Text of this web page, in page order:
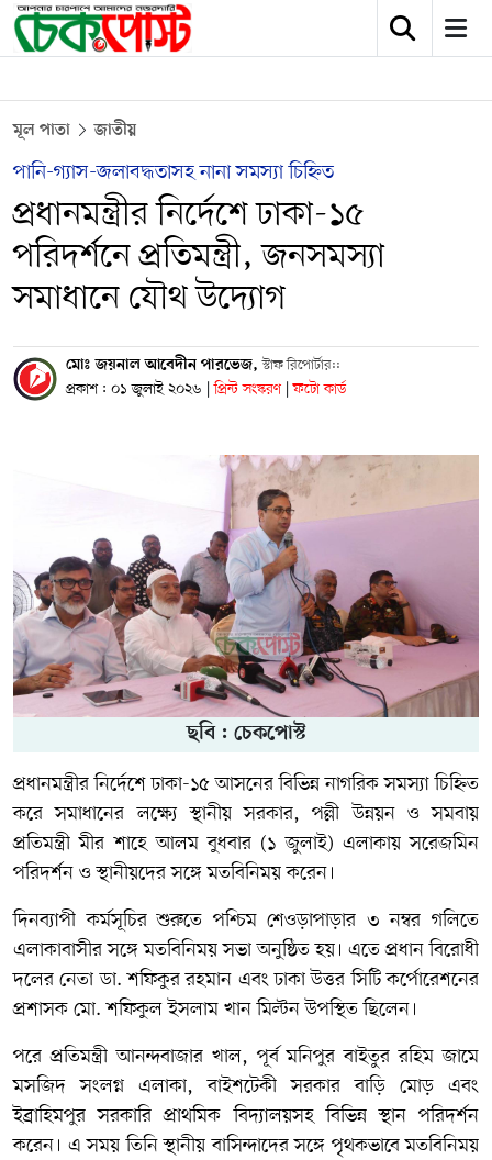
মূল পাতা জাতীয়
পানি-গ্যাস-জলাবদ্ধতাসহ নানা সমস্যা চিহ্নিত
প্রধানমন্ত্রীর নির্দেশে ঢাকা-১৫
পরিদর্শনে প্রতিমন্ত্রী, জনসমস্যা
সমাধানে যৌথ উদ্যোগ
মোঃ জয়নাল আবেদীন পারভেজ,স্টাফ রিপোর্টার::
প্রকাশ : ০১ জুলাই ২০২৬ | প্রিন্ট সংস্করণ | ফটো কার্ড
ছবি : চেকপোস্ট
প্রধানমন্ত্রীর নির্দেশে ঢাকা-১৫ আসনের বিভিন্ন নাগরিক সমস্যা চিহ্নিত
করে সমাধানের লক্ষ্যে স্থানীয় সরকার, পল্লী উন্নয়ন ও সমবায়
প্রতিমন্ত্রী মীর শাহে আলম বুধবার (১ জুলাই) এলাকায় সরেজমিন
পরিদর্শন ও স্থানীয়দের সঙ্গে মতবিনিময় করেন।
দিনব্যাপী কর্মসূচির শুরুতে পশ্চিম শেওড়াপাড়ার ৩ নম্বর গলিতে
এলাকাবাসীর সঙ্গে মতবিনিময় সভা অনুষ্ঠিত হয়। এতে প্রধান বিরোধী
দলের নেতা ডা. শফিকুর রহমান এবং ঢাকা উত্তর সিটি কর্পোরেশনের
প্রশাসক মো. শফিকুল ইসলাম খান মিল্টন উপস্থিত ছিলেন।
পরে প্রতিমন্ত্রী আনন্দবাজার খাল, পূর্ব মনিপুর বাইতুর রহিম জামে
মসজিদ সংলগ্ন এলাকা, বাইশটেকী সরকার বাড়ি মোড় এবং
ইব্রাহিমপুর সরকারি প্রাথমিক বিদ্যালয়সহ বিভিন্ন স্থান পরিদর্শন
করেন। এ সময় তিনি স্থানীয় বাসিন্দাদের সঙ্গে পৃথকভাবে মতবিনিময়